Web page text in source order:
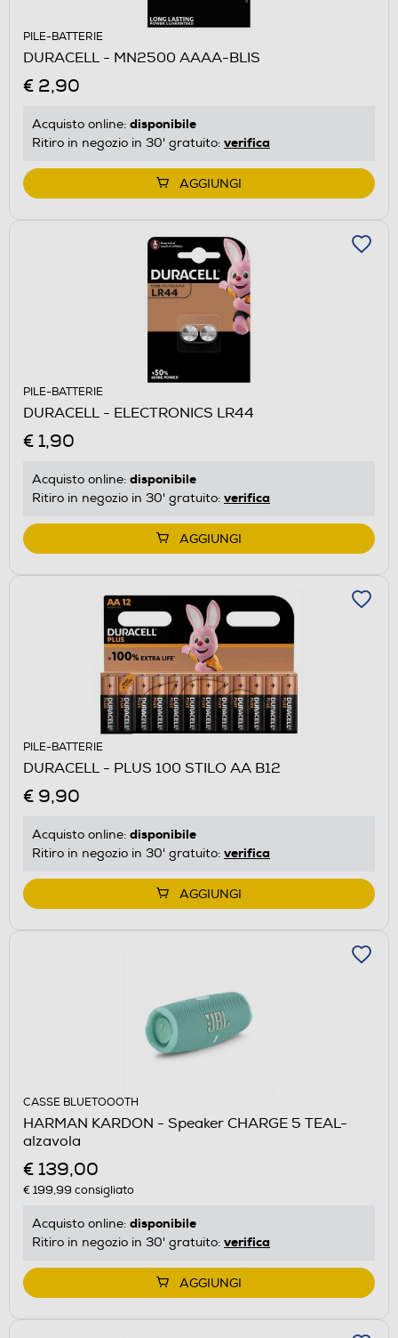
PILE-BATTERIE
DURACELL - MN2500 AAAA-BLIS
€ 2,90
Acquisto online: disponibile
Ritiro in negozio in 30' gratuito: verifica
AGGIUNGI
PILE-BATTERIE
DURACELL - ELECTRONICS LR44
€ 1,90
Acquisto online: disponibile
Ritiro in negozio in 30' gratuito: verifica
AGGIUNGI
PILE-BATTERIE
DURACELL - PLUS 100 STILO AA B12
€ 9,90
Acquisto online: disponibile
Ritiro in negozio in 30' gratuito: verifica
AGGIUNGI
CASSE BLUETOOOTH
HARMAN KARDON - Speaker CHARGE 5 TEAL-
alzavola
€ 139,00
€ 199,99 consigliato
Acquisto online: disponibile
Ritiro in negozio in 30' gratuito: verifica
AGGIUNGI